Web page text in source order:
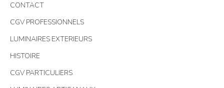
CONTACT
CGV PROFESSIONNELS
LUMINAIRES EXTERIEURS
HISTOIRE
CGV PARTICULIERS